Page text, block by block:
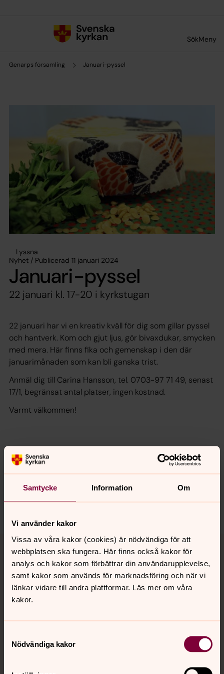
Samtycke Information Om
Vi använder kakor
Vissa av våra kakor (cookies) är nödvändiga för att
webbplatsen ska fungera. Här finns också kakor för
analys och kakor som förbättrar din användarupplevelse,
samt kakor som används för marknadsföring och när vi
länkar vidare till andra plattformar. Läs mer om våra
kakor.
Nödvändiga kakor
SökMeny
Genarps församling Januari-pyssel
Lyssna
Nyhet / Publicerad 11 januari 2024
Januari-pyssel
22 januari kl. 17-20 i kyrkstugan
22 januari har vi en kreativ kväll för dig som gillar pyssel
och hantverk. Kom och gjut ljus, gör bivaxdukar, smycken
med mera. Här finns fika och gemenskap i den där
januarimånaden som kan bli ganska trist.
Anmäl dig till Carina Hansson, tel. 0703-97 71 49, senast
17/1, begränsat antal platser, ingen kostnad.
Varmt välkommen!
Synpunkter eller frågor på sidans
innehåll?
genarp.forsamling@svenskakyrkan.se
Dela
Tillbaka till toppen
Tillbaka till innehållet
Kontakt